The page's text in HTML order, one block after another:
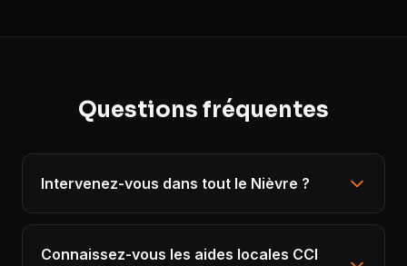
Questions fréquentes
Intervenez-vous dans tout le Nièvre ?
Connaissez-vous les aides locales CCI